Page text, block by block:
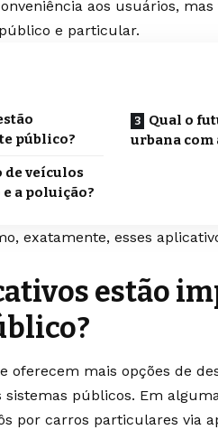
aos usuários,
e particular.
público?
veículos
a poluição?
Qual o
urbana com
exatamente, esses
estão
oferecem mais opções de
públicos. Em
por carros particulares via